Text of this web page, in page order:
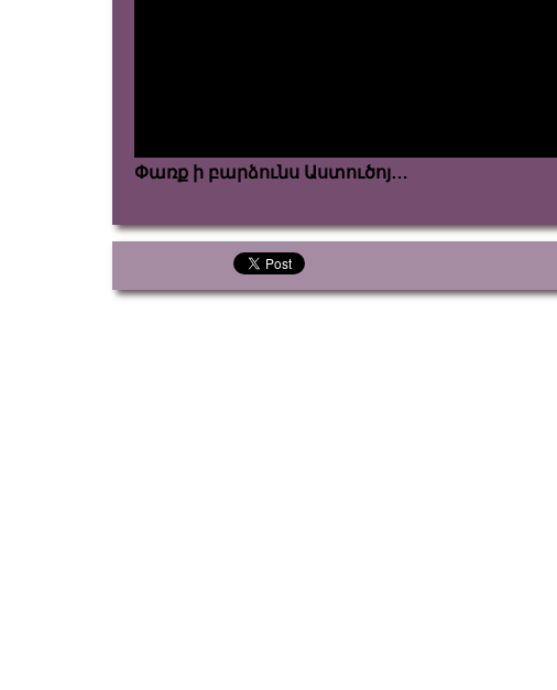
Փառք ի բարձունս Աստուծոյ…